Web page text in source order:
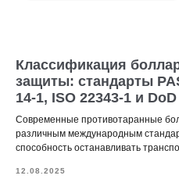
Классификация
защиты: стандарты
14-1, ISO 22343-1 и
Современные противотаранные
различным международным
способность останавливать
12.08.2025